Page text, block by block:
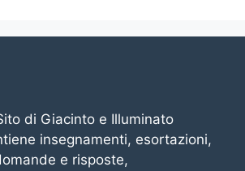
di Giacinto e Illuminato
insegnamenti, esortazioni,
e risposte,